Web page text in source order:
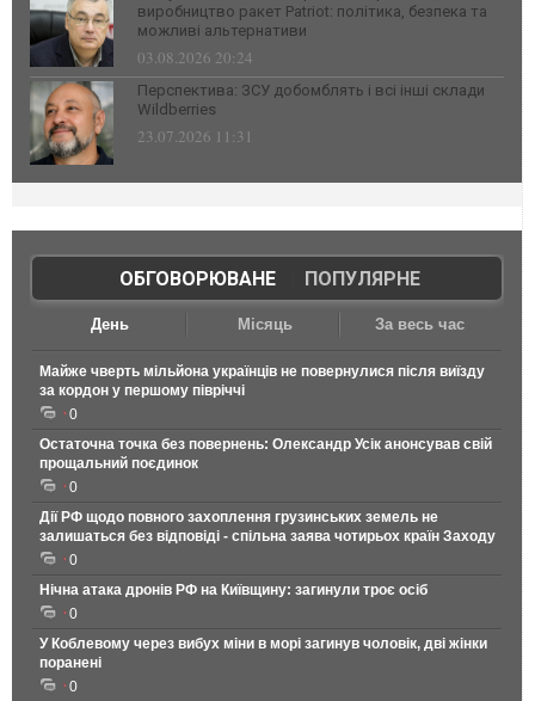
виробництво ракет Patriot: політика, безпека та
можливі альтернативи
03.08.2026 20:24
Перспектива: ЗСУ добомблять і всі інші склади
Wildberries
23.07.2026 11:31
ОБГОВОРЮВАНЕ| ПОПУЛЯРНЕ
День Місяць За весь час
Майже чверть мільйона українців не повернулися після виїзду
за кордон у першому півріччі
0
Остаточна точка без повернень: Олександр Усік анонсував свій
прощальний поєдинок
0
Дії РФ щодо повного захоплення грузинських земель не
залишаться без відповіді - спільна заява чотирьох країн Заходу
0
Нічна атака дронів РФ на Київщину: загинули троє осіб
0
У Коблевому через вибух міни в морі загинув чоловік, дві жінки
поранені
0